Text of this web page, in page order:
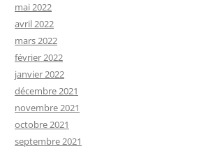
mai 2022
avril 2022
mars 2022
février 2022
janvier 2022
décembre 2021
novembre 2021
octobre 2021
septembre 2021